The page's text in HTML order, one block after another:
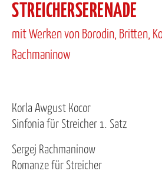
STREICHERSERENADE
mit Werken von Borodin, Britten,
Rachmaninow
Korla Awgust Kocor
Sinfonia für Streicher 1. Satz
Sergej Rachmaninow
Romanze für Streicher